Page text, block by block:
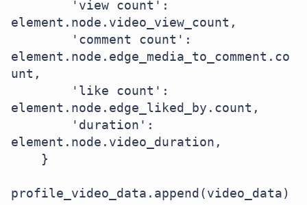
element.node.video_view_count,
element.node.edge_media_to_comment.co
unt,
element.node.edge_liked_by.count,
element.node.video_duration,
profile_video_data.append(video_data)